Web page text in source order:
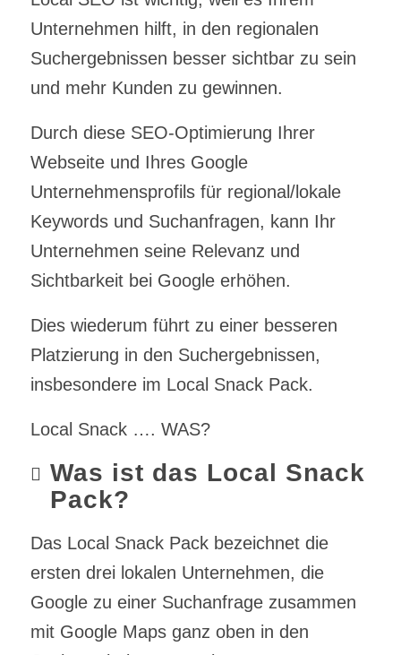
Unternehmen hilft, in den regionalen
Suchergebnissen besser sichtbar zu sein
und mehr Kunden zu gewinnen.
Durch diese SEO-Optimierung Ihrer
Webseite und Ihres Google
Unternehmensprofils für regional/lokale
Keywords und Suchanfragen, kann Ihr
Unternehmen seine Relevanz und
Sichtbarkeit bei Google erhöhen.
Dies wiederum führt zu einer besseren
Platzierung in den Suchergebnissen,
insbesondere im Local Snack Pack.
Local Snack …. WAS?
Was ist das Local Snack
Pack?
Das Local Snack Pack bezeichnet die
ersten drei lokalen Unternehmen, die
Google zu einer Suchanfrage zusammen
mit Google Maps ganz oben in den